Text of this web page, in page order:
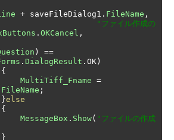
+ saveFileDialog1 . FileName ,
"ファイル作成の
. OKCancel ,
)
==
. DialogResult . OK)
{
MultiTiff_Fname =
FileName ;
}else
{
MessageBox . Show( "ファイルの作成
}